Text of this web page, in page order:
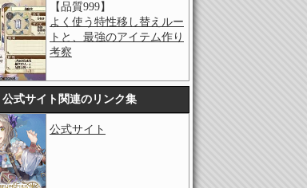
【品質999】
よく使う特性移し替えルー
トと、最強のアイテム作り
考察
公式サイト関連のリンク集
公式サイト